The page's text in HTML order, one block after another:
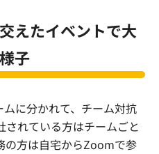
えたイベントで大
子
に分かれて、チーム対抗
れている方はチームごと
の方は自宅からZoomで参